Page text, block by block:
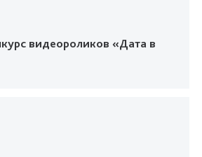
видеороликов «Дата в